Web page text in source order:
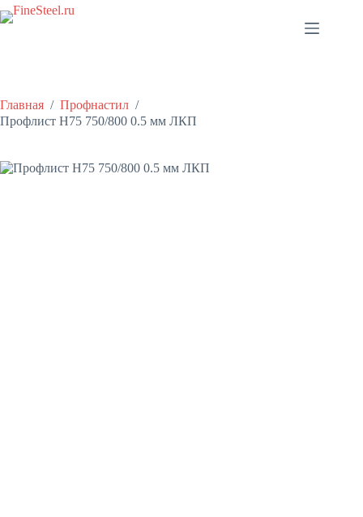
Перейти
к
Главная / Профнастил /
Профлист Н75 750/800 0.5 мм ЛКП